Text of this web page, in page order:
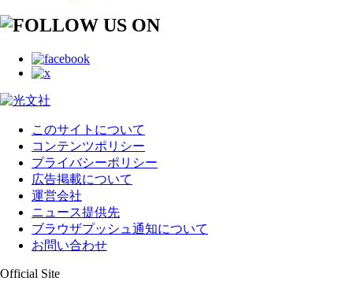
このサイトについて
コンテンツポリシー
プライバシーポリシー
広告掲載について
運営会社
ニュース提供先
ブラウザプッシュ通知について
お問い合わせ
Official Site